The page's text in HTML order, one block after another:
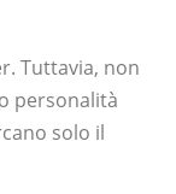
Tuttavia, non
personalità
solo il